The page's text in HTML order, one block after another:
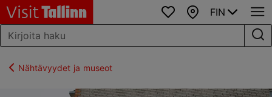
SuosikitKartta
FIN
Nähtävyydet ja museot